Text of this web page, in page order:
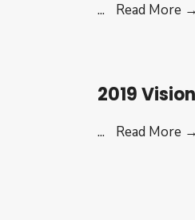
... Read More →
2019
... Read More →